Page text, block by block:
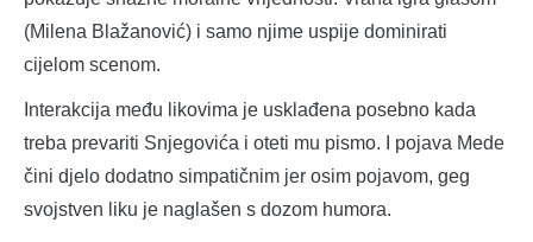
(Milena Blažanović) i samo njime uspije dominirati
cijelom scenom.
Interakcija među likovima je usklađena posebno kada
treba prevariti Snjegovića i oteti mu pismo. I pojava Mede
čini djelo dodatno simpatičnim jer osim pojavom, geg
svojstven liku je naglašen s dozom humora.